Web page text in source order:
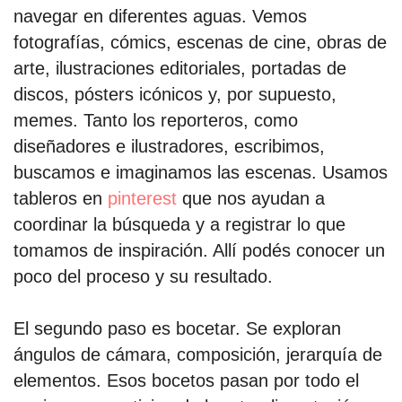
por formato
scrolls
timeline
chequeo
descargables
el surti
acerca
blog
contacto
navegar en diferentes aguas. Vemos
fotografías, cómics, escenas de cine, obras de
arte, ilustraciones editoriales, portadas de
discos, pósters icónicos y, por supuesto,
memes. Tanto los reporteros, como
diseñadores e ilustradores, escribimos,
buscamos e imaginamos las escenas. Usamos
tableros en pinterest que nos ayudan a
coordinar la búsqueda y a registrar lo que
tomamos de inspiración. Allí podés conocer un
poco del proceso y su resultado.
El segundo paso es bocetar. Se exploran
ángulos de cámara, composición, jerarquía de
elementos. Esos bocetos pasan por todo el